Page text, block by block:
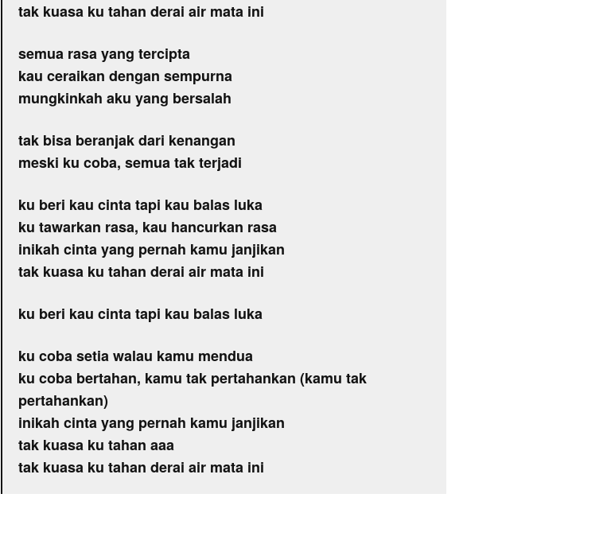
tak kuasa ku tahan derai air mata ini
semua rasa yang tercipta
kau ceraikan dengan sempurna
mungkinkah aku yang bersalah
tak bisa beranjak dari kenangan
meski ku coba, semua tak terjadi
ku beri kau cinta tapi kau balas luka
ku tawarkan rasa, kau hancurkan rasa
inikah cinta yang pernah kamu janjikan
tak kuasa ku tahan derai air mata ini
ku beri kau cinta tapi kau balas luka
ku coba setia walau kamu mendua
ku coba bertahan, kamu tak pertahankan (kamu tak
pertahankan)
inikah cinta yang pernah kamu janjikan
tak kuasa ku tahan aaa
tak kuasa ku tahan derai air mata ini